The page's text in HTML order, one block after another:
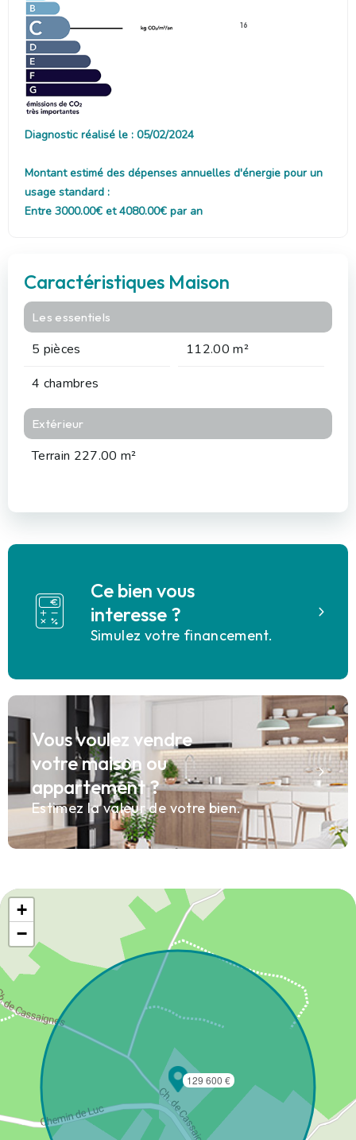
16
Diagnostic réalisé le : 05/02/2024
Montant estimé des dépenses annuelles d'énergie pour un
usage standard :
Entre 3000.00€ et 4080.00€ par an
Caractéristiques Maison
Les essentiels
5 pièces
112.00 m²
4 chambres
Extérieur
Terrain 227.00 m²
Ce bien vous
interesse ?
Simulez votre financement.
Vous voulez vendre
votre maison ou
appartement ?
Estimez la valeur de votre bien.
129 600 €
+
−